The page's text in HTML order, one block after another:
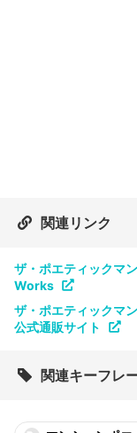
関連リンク
ザ・ポエティックマ
Works
ザ・ポエティックマ
公式通販サイト
関連キーフレ